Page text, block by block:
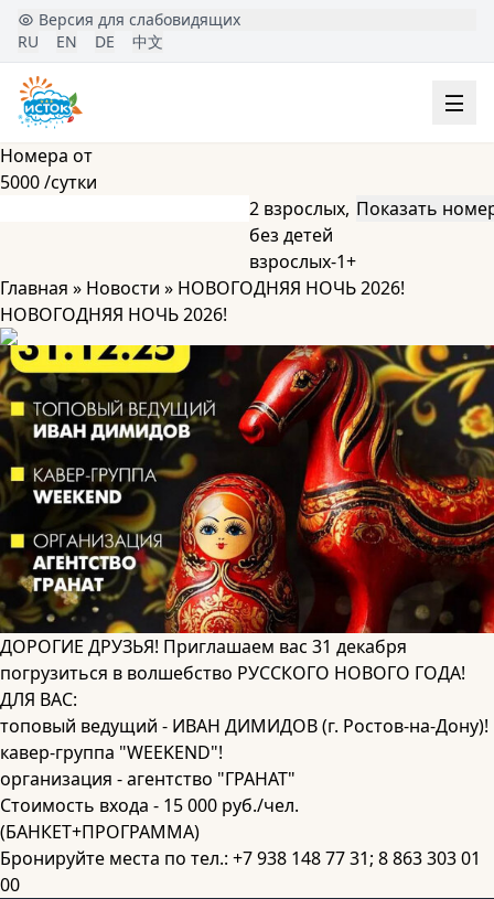
Версия для слабовидящих
RU
EN DE 中文
Номера от
5000/сутки
2 взрослых,
без детей
взрослых-1+
Главная » Новости » НОВОГОДНЯЯ НОЧЬ 2026!
НОВОГОДНЯЯ НОЧЬ 2026!
ДОРОГИЕ ДРУЗЬЯ! Приглашаем вас 31 декабря
погрузиться в волшебство РУССКОГО НОВОГО ГОДА!
ДЛЯ ВАС:
топовый ведущий - ИВАН ДИМИДОВ (г. Ростов-на-Дону)!
кавер-группа "WEEKEND"!
организация - агентство "ГРАНАТ"
Стоимость входа - 15 000 руб./чел.
(БАНКЕТ+ПРОГРАММА)
Бронируйте места по тел.: +7 938 148 77 31; 8 863 303 01
00